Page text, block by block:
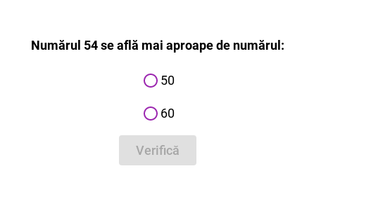
Numărul 54 se află mai aproape de numărul:
50
60
Verifică